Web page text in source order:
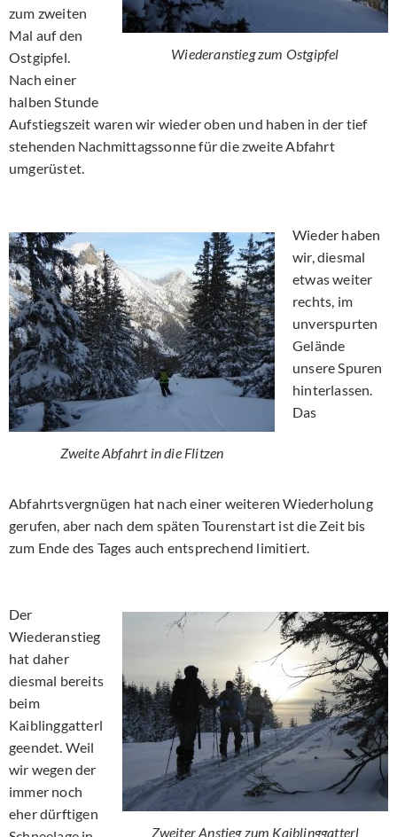
Wiederanstieg zum Ostgipfel
zum zweiten
Mal auf den
Ostgipfel.
Nach einer
halben Stunde
Aufstiegszeit waren wir wieder oben und haben in der tief
stehenden Nachmittagssonne für die zweite Abfahrt
umgerüstet.
Zweite Abfahrt in die Flitzen
Wieder haben
wir, diesmal
etwas weiter
rechts, im
unverspurten
Gelände
unsere Spuren
hinterlassen.
Das
Abfahrtsvergnügen hat nach einer weiteren Wiederholung
gerufen, aber nach dem späten Tourenstart ist die Zeit bis
zum Ende des Tages auch entsprechend limitiert.
Zweiter Anstieg zum Kaiblinggatterl
Der
Wiederanstieg
hat daher
diesmal bereits
beim
Kaiblinggatterl
geendet. Weil
wir wegen der
immer noch
eher dürftigen